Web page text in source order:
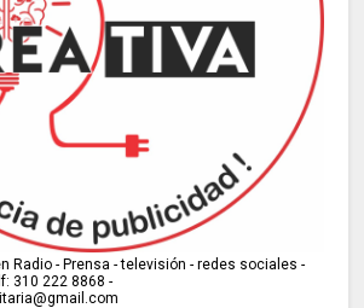
Radio - Prensa - televisión - redes sociales -
310 222 8868 -